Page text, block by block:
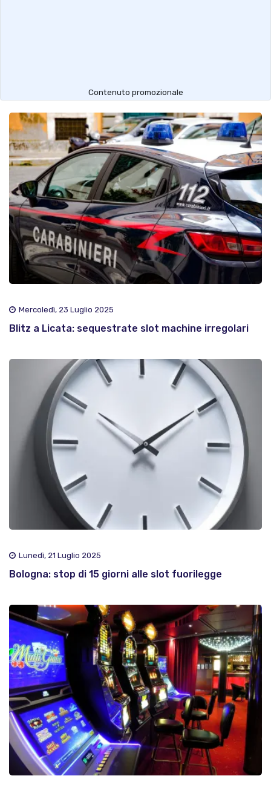
Contenuto promozionale
Mercoledì, 23 Luglio 2025
Blitz a Licata: sequestrate slot machine irregolari
Lunedì, 21 Luglio 2025
Bologna: stop di 15 giorni alle slot fuorilegge